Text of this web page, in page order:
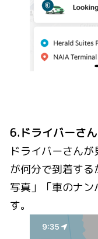
6.ドライバーさ
ドライバーさん
が何分で到着す
写真」「車のナ
す。